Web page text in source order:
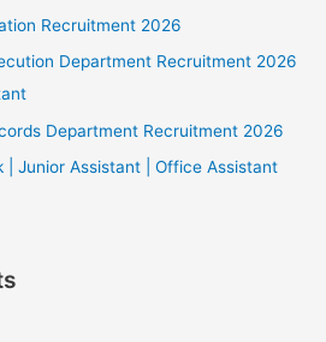
Recruitment 2026
Department Recruitment 2026
Department Recruitment 2026
| Junior Assistant | Office Assistant